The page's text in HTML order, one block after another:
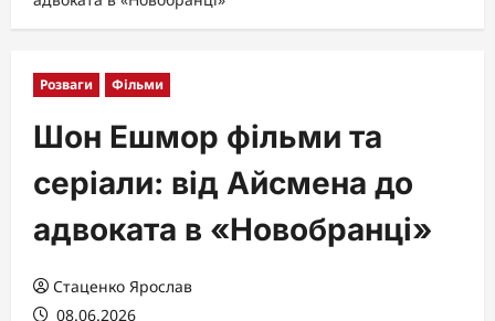
Розваги Фільми
Шон Ешмор фільми та
серіали: від Айсмена до
адвоката в «Новобранці»
Стаценко Ярослав
08.06.2026